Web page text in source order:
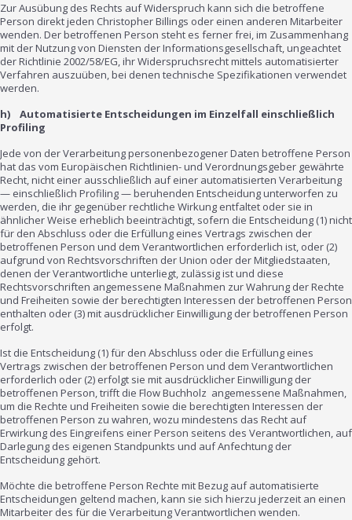
Zur Ausübung des Rechts auf Widerspruch kann sich die betroffene
Person direkt jeden Christopher Billings oder einen anderen Mitarbeiter
wenden. Der betroffenen Person steht es ferner frei, im Zusammenhang
mit der Nutzung von Diensten der Informationsgesellschaft, ungeachtet
der Richtlinie 2002/58/EG, ihr Widerspruchsrecht mittels automatisierter
Verfahren auszuüben, bei denen technische Spezifikationen verwendet
werden.
h) Automatisierte Entscheidungen im Einzelfall einschließlich
Profiling
Jede von der Verarbeitung personenbezogener Daten betroffene Person
hat das vom Europäischen Richtlinien- und Verordnungsgeber gewährte
Recht, nicht einer ausschließlich auf einer automatisierten Verarbeitung
— einschließlich Profiling — beruhenden Entscheidung unterworfen zu
werden, die ihr gegenüber rechtliche Wirkung entfaltet oder sie in
ähnlicher Weise erheblich beeinträchtigt, sofern die Entscheidung (1) nicht
für den Abschluss oder die Erfüllung eines Vertrags zwischen der
betroffenen Person und dem Verantwortlichen erforderlich ist, oder (2)
aufgrund von Rechtsvorschriften der Union oder der Mitgliedstaaten,
denen der Verantwortliche unterliegt, zulässig ist und diese
Rechtsvorschriften angemessene Maßnahmen zur Wahrung der Rechte
und Freiheiten sowie der berechtigten Interessen der betroffenen Person
enthalten oder (3) mit ausdrücklicher Einwilligung der betroffenen Person
erfolgt.
Ist die Entscheidung (1) für den Abschluss oder die Erfüllung eines
Vertrags zwischen der betroffenen Person und dem Verantwortlichen
erforderlich oder (2) erfolgt sie mit ausdrücklicher Einwilligung der
betroffenen Person, trifft die Flow Buchholz angemessene Maßnahmen,
um die Rechte und Freiheiten sowie die berechtigten Interessen der
betroffenen Person zu wahren, wozu mindestens das Recht auf
Erwirkung des Eingreifens einer Person seitens des Verantwortlichen, auf
Darlegung des eigenen Standpunkts und auf Anfechtung der
Entscheidung gehört.
Möchte die betroffene Person Rechte mit Bezug auf automatisierte
Entscheidungen geltend machen, kann sie sich hierzu jederzeit an einen
Mitarbeiter des für die Verarbeitung Verantwortlichen wenden.